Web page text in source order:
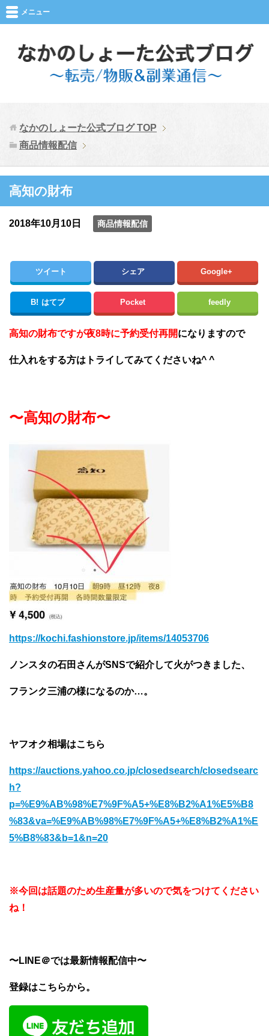
メニュー
なかのしょーた公式ブログTOP
商品情報配信
高知の財布
2018年10月10日 商品情報配信
ツイート シェア Google+
B! はてブ Pocket feedly
高知の財布ですが夜8時に予約受付再開になりますので
仕入れをする方はトライしてみてくださいね^ ^
〜高知の財布〜
https://kochi.fashionstore.jp/items/14053706
ノンスタの石田さんがSNSで紹介して火がつきました、
フランク三浦の様になるのか…。
ヤフオク相場はこちら
https://auctions.yahoo.co.jp/closedsearch/closedsearc
h?
p=%E9%AB%98%E7%9F%A5+%E8%B2%A1%E5%B8
%83&va=%E9%AB%98%E7%9F%A5+%E8%B2%A1%E
5%B8%83&b=1&n=20
※今回は話題のため生産量が多いので気をつけてください
ね！
〜LINE＠では最新情報配信中〜
登録はこちらから。